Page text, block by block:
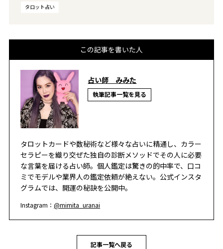
タロット占い
この記事を書いた人
占い師 みみた
執筆記事一覧を見る
タロットカードや数秘術など様々な占いに精通し、カラー
セラピーを織り交ぜた独自の診断メソッドでその人に必要
な言葉を届ける占い師。個人鑑定は驚きの的中率で、口コ
ミでモデルや業界人の鑑定依頼が絶えない。公式インスタ
グラムでは、開運の秘訣を公開中。
Instagram：@mimita_uranai
記事一覧へ戻る